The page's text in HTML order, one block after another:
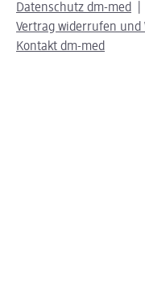
Datenschutz dm-med
Vertrag widerrufen
Kontakt dm-med